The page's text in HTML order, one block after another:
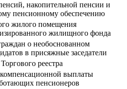
накопительной пенсии и
пенсионному обеспечению
жилого помещения
жилищного фонда
о необоснованном
в присяжные заседатели
реестра
выплаты
пенсионеров